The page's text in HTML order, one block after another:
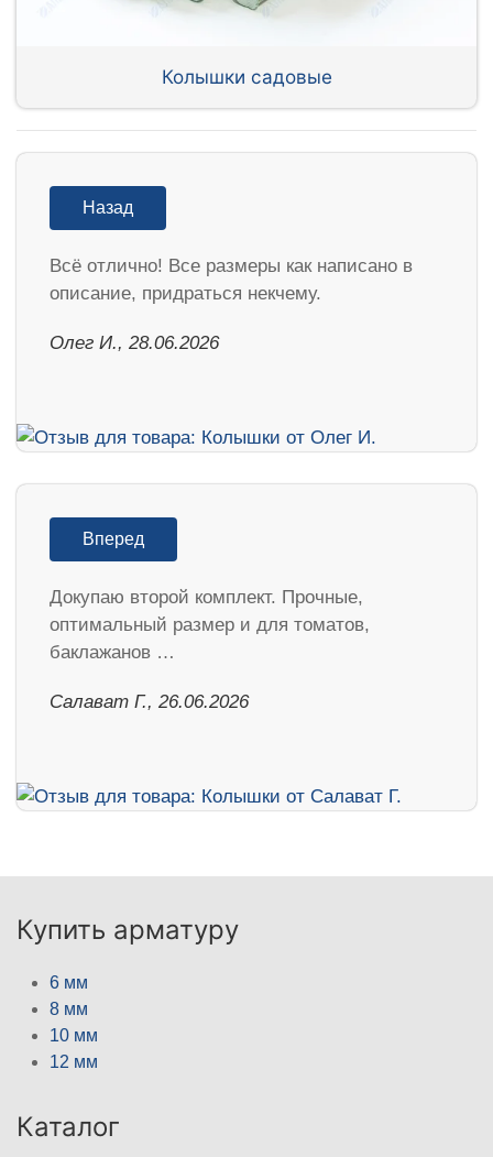
Колышки садовые
Назад
Всё отлично! Все размеры как написано в
описание, придраться некчему.
Олег И., 28.06.2026
Вперед
Докупаю второй комплект. Прочные,
оптимальный размер и для томатов,
баклажанов …
Салават Г., 26.06.2026
Купить арматуру
6 мм
8 мм
10 мм
12 мм
Каталог